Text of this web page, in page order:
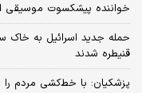
خواننده پیشکسوت موسیقی
قنیطره شدند
پزشکیان: با خط‌کشی مردم